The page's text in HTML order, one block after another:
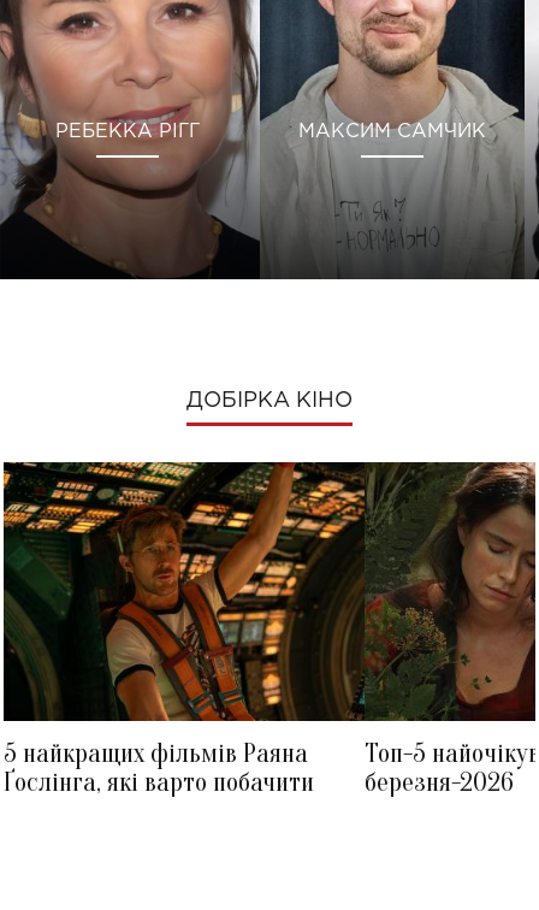
РЕБЕККА РІГГ МАКСИМ САМЧИК
ДОБІРКА КІНО
5 найкращих фільмів Раяна
Ґослінга, які варто побачити
Топ-5
березня-2026